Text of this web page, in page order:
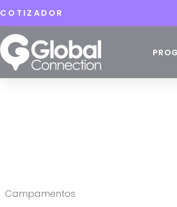
COTIZADOR
Campamentos